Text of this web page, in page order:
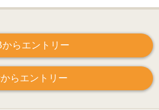
からエントリー
らエントリー